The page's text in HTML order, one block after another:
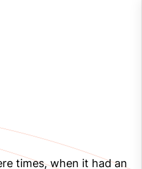
times, when it had an